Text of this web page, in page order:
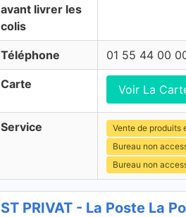
avant livrer les
colis
Téléphone 01 55 44 00
Carte Voir La
Service Vente de produits
Bureau non
Bureau non
ST PRIVAT - La Poste La